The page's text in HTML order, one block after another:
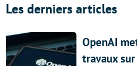
Les derniers articles
OpenAI
travaux